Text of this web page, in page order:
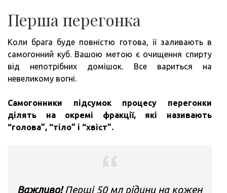
Перша перегонка
Коли брага буде повністю готова, її заливають в
самогонний куб. Вашою метою є очищення спирту
від непотрібних домішок. Все вариться на
невеликому вогні.
Самогонники підсумок процесу перегонки
ділять на окремі фракції, які називають
“голова”, “тіло” і “хвіст”.
Важливо!Перші 50 мл рідини на кожен